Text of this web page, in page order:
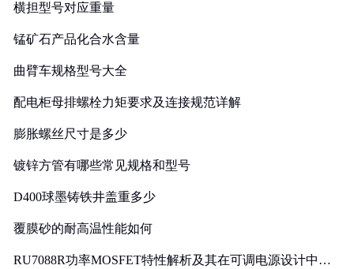
横担型号对应重量
锰矿石产品化合水含量
曲臂车规格型号大全
配电柜母排螺栓力矩要求及连接规范详解
膨胀螺丝尺寸是多少
镀锌方管有哪些常见规格和型号
D400球墨铸铁井盖重多少
覆膜砂的耐高温性能如何
RU7088R功率MOSFET特性解析及其在可调电源设计中的